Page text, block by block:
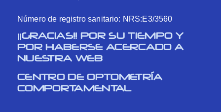
Número de registro sanitario: NRS:E3/3560
¡¡GRACIAS!! POR SU TIEMPO Y
POR HABERSE ACERCADO A
NUESTRA WEB
CENTRO DE OPTOMETRÍA
COMPORTAMENTAL